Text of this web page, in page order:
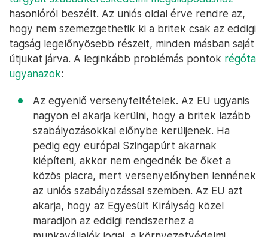
hasonlóról beszélt. Az uniós oldal érve rendre az,
hogy nem szemezgethetik ki a britek csak az eddigi
tagság legelőnyösebb részeit, minden másban saját
útjukat járva. A leginkább problémás pontok régóta
ugyanazok:
Az egyenlő versenyfeltételek. Az EU ugyanis
nagyon el akarja kerülni, hogy a britek lazább
szabályozásokkal előnybe kerüljenek. Ha
pedig egy európai Szingapúrt akarnak
kiépíteni, akkor nem engednék be őket a
közös piacra, mert versenyelőnyben lennének
az uniós szabályozással szemben. Az EU azt
akarja, hogy az Egyesült Királyság közel
maradjon az eddigi rendszerhez a